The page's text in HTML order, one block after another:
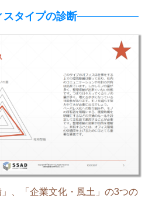
スタイプの診断
」、「企業文化・風土」の3つの